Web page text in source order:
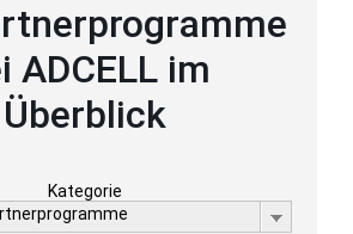
ADCELL im
Überblick
Kategorie